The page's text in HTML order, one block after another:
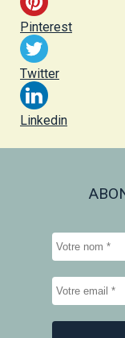
Pinterest
Twitter
Linkedin